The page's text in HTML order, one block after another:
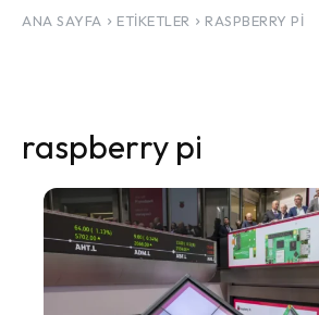
ANA SAYFA ETIKETLER RASPBERRY PI
raspberry pi